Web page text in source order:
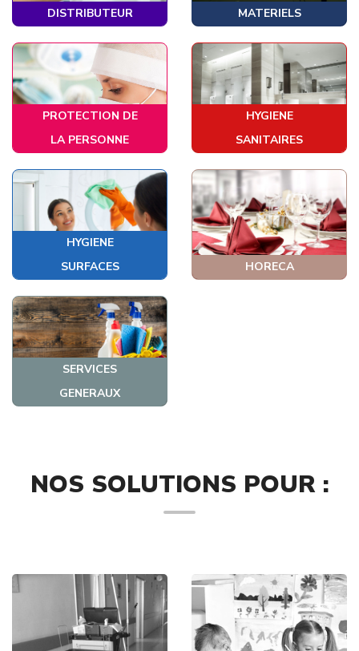
DISTRIBUTEUR MATERIELS
PROTECTION DE
LA PERSONNE
HYGIENE
SANITAIRES
HYGIENE
SURFACES
HORECA
SERVICES
GENERAUX
NOS SOLUTIONS POUR :